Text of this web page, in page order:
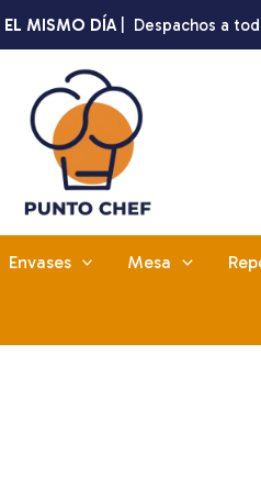
EL MISMO DÍA | Despachos a
Envases Mesa